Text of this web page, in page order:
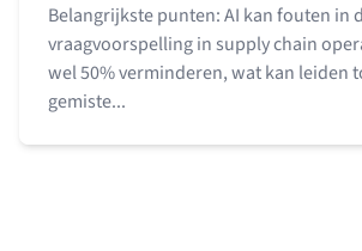
Belangrijkste punten: AI kan fouten in
vraagvoorspelling in supply chain
wel 50% verminderen, wat kan leiden
gemiste...